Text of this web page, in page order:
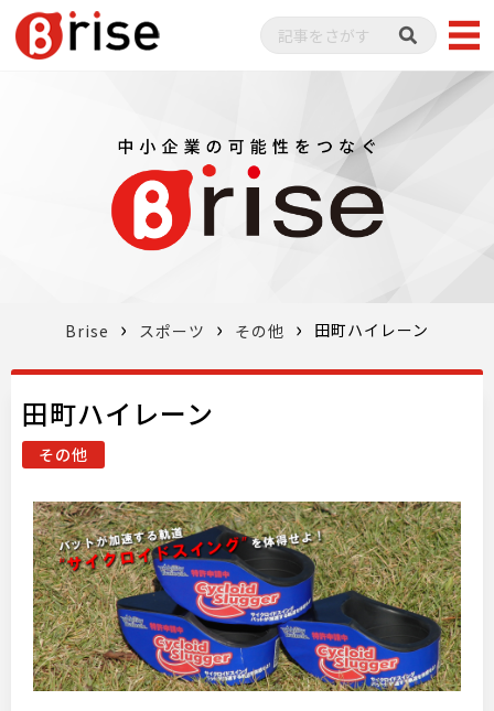
Brise スポーツ その他 田町ハイレーン
田町ハイレーン
その他